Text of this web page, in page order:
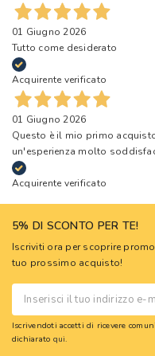
01 Giugno 2026
Tutto come desiderato
Acquirente verificato
01 Giugno 2026
Questo è il mio primo
un'esperienza molto
Acquirente verificato
5% DI SCONTO PER TE!
Iscriviti ora per scoprire
tuo prossimo acquisto!
Iscrivendoti accetti di ricevere
dichiarato qui.